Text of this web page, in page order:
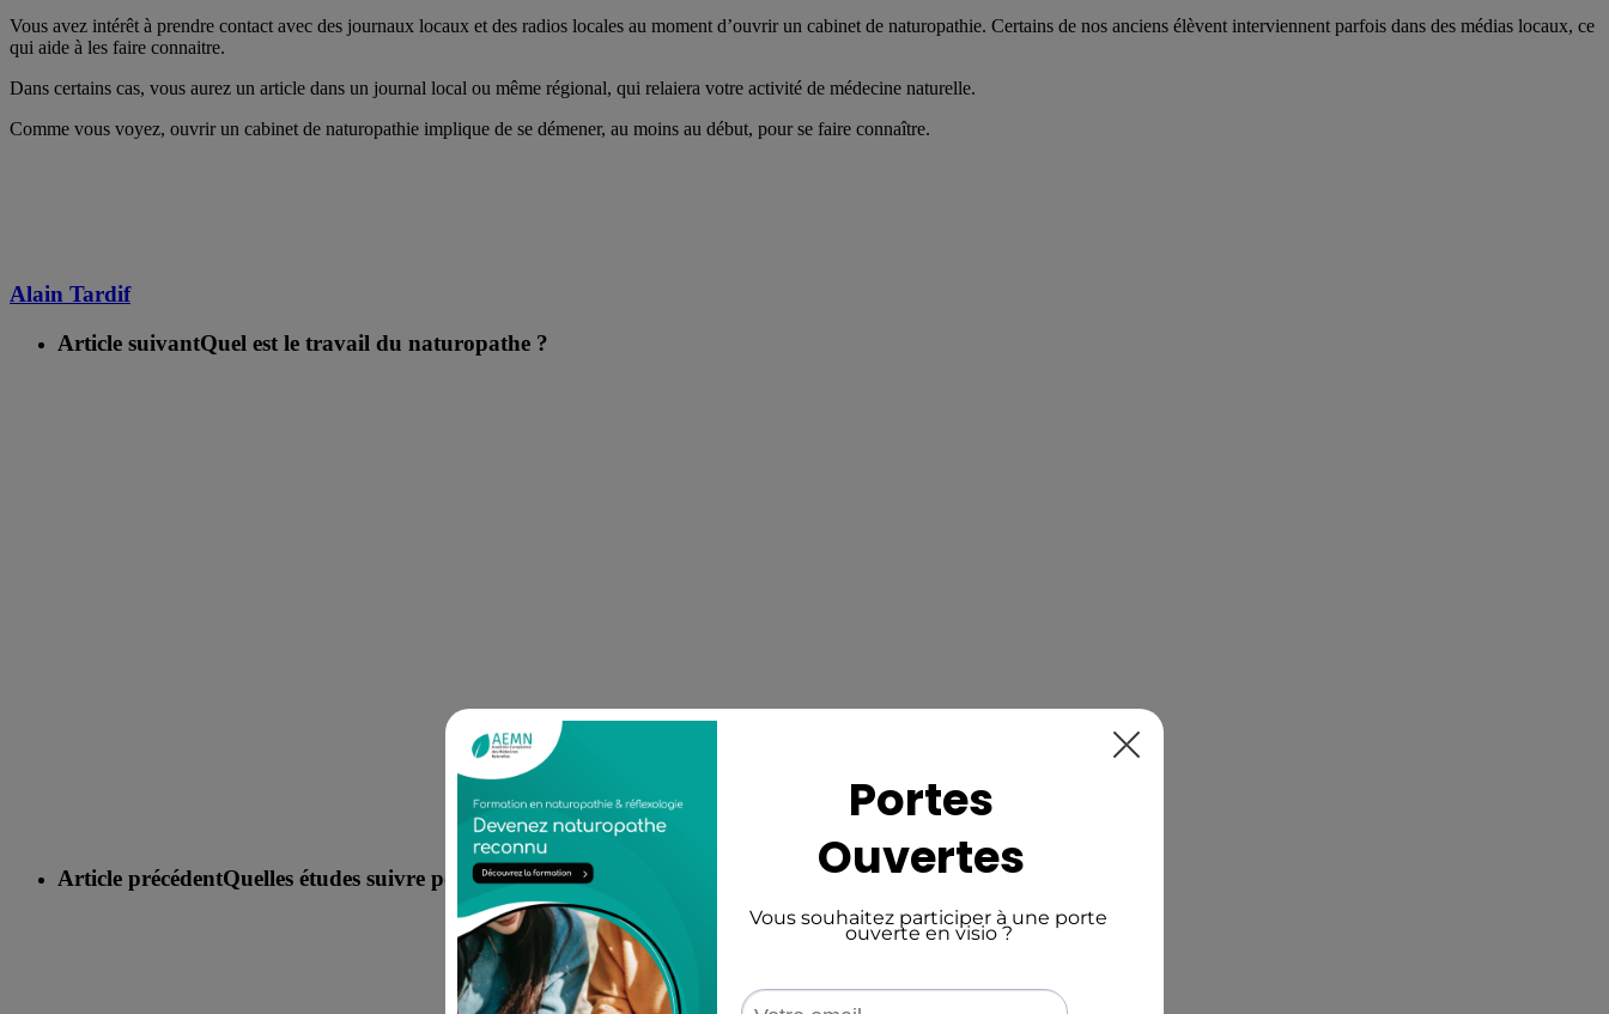
Vous avez intérêt à prendre contact avec des journaux locaux et des radios locales au moment d’ouvrir un cabinet de naturopathie. Certains de nos anciens élèvent interviennent parfois dans des médias locaux, ce
qui aide à les faire connaitre.
Dans certains cas, vous aurez un article dans un journal local ou même régional, qui relaiera votre activité de médecine naturelle.
Comme vous voyez, ouvrir un cabinet de naturopathie implique de se démener, au moins au début, pour se faire connaître.
Alain Tardif
Article suivantQuel est le travail du naturopathe ?
Article précédentQuelles études suivre pour devenir naturopathe ?